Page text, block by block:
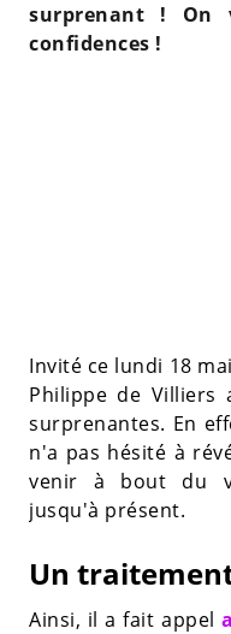
surprenant ! On
confidences !
Invité ce lundi 18
Philippe de
surprenantes. En
n'a pas hésité à
venir à bout du
jusqu'à présent.
Un
Ainsi, il a fait appel